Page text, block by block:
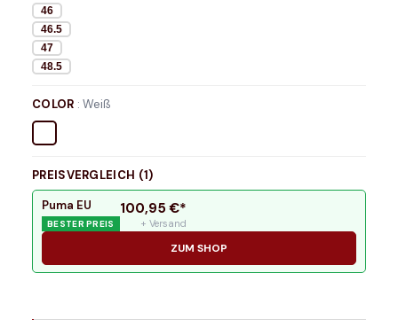
46
46.5
47
48.5
COLOR : Weiß
PREISVERGLEICH (1)
Puma EU
BESTER PREIS
100,95 €*
+ Versand
ZUM SHOP